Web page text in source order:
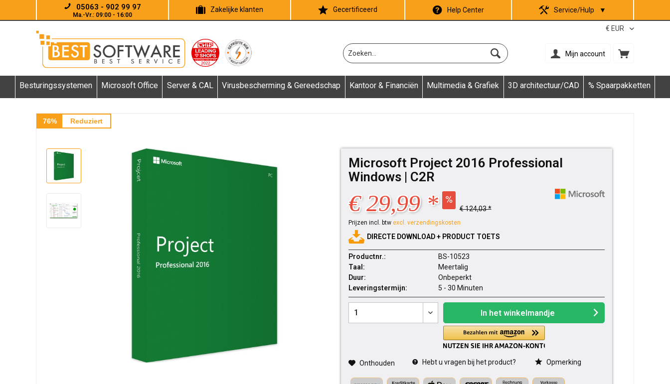
05063 - 902 99 97
Ma.-Vr.: 09:00 - 16:00
Zakelijke klanten Gecertificeerd Help Center Service/Hulp ▼
Mijn account
Besturingssystemen Microsoft Office Server & CAL Virusbescherming & Gereedschap Kantoor & Financiën Multimedia & Grafiek 3D architectuur/CAD % Spaarpakketten
76% Reduziert
Microsoft Project 2016 Professional
Windows | C2R
€ 29,99 * € 124,03 *
Prijzen incl. btw excl. verzendingskosten
DIRECTE DOWNLOAD + PRODUCT TOETS
Productnr.:
BS-10523
Taal:
Meertalig
Duur:
Onbeperkt
Leveringstermijn:
5 - 30 Minuten
In het winkelmandje
Onthouden Hebt u vragen bij het product? Opmerking